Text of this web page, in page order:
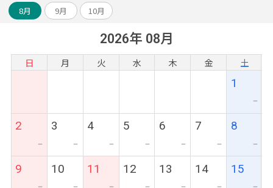
8月 9月 10月
2026年 08月
日 月 火 水 木 金 土
1
ー
2
ー
3
ー
4
ー
5
ー
6
ー
7
ー
8
ー
9 10 11 12 13 14 15